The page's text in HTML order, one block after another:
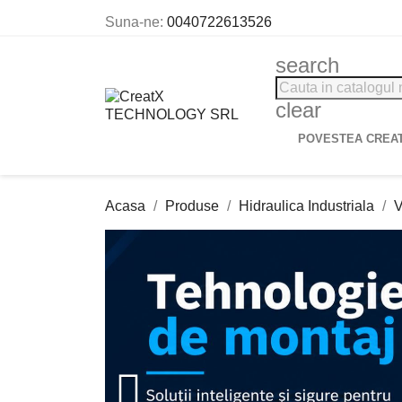
Suna-ne: 0040722613526
search
clear
POVESTEA
Acasa Produse Hidraulica Industriala
